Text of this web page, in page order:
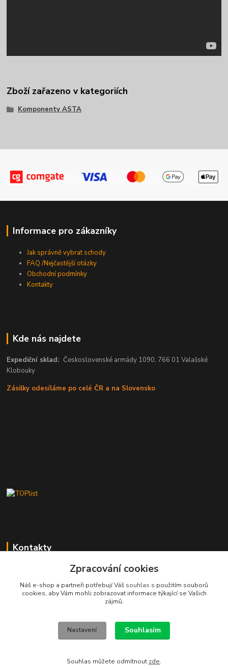
Zboží zařazeno v kategoriích
Komponenty ASTA
Informace pro zákazníky
Jak správně vybrat schody
FAQ /Nejčastější otázky
Obchodní podmínky
Kontakty
Kde nás najdete
Expediční sklad:Československé armády 1090, 766 01 Valašské
Klobouky
Zásilky odesíláme po celé ČR a na Slovensko
Kontakty
Stanislav Fuks
Po-Čt 7.00 - 16.00 hod. Pá 7.00 - 12.00 hod.
Zpracování cookies
Náš e-shop a partneři potřebují Váš souhlas s použitím souborů
cookies, aby Vám mohli zobrazovat informace týkající se Vašich
zájmů.
Nastavení Souhlasím
Souhlas můžete odmítnout zde.